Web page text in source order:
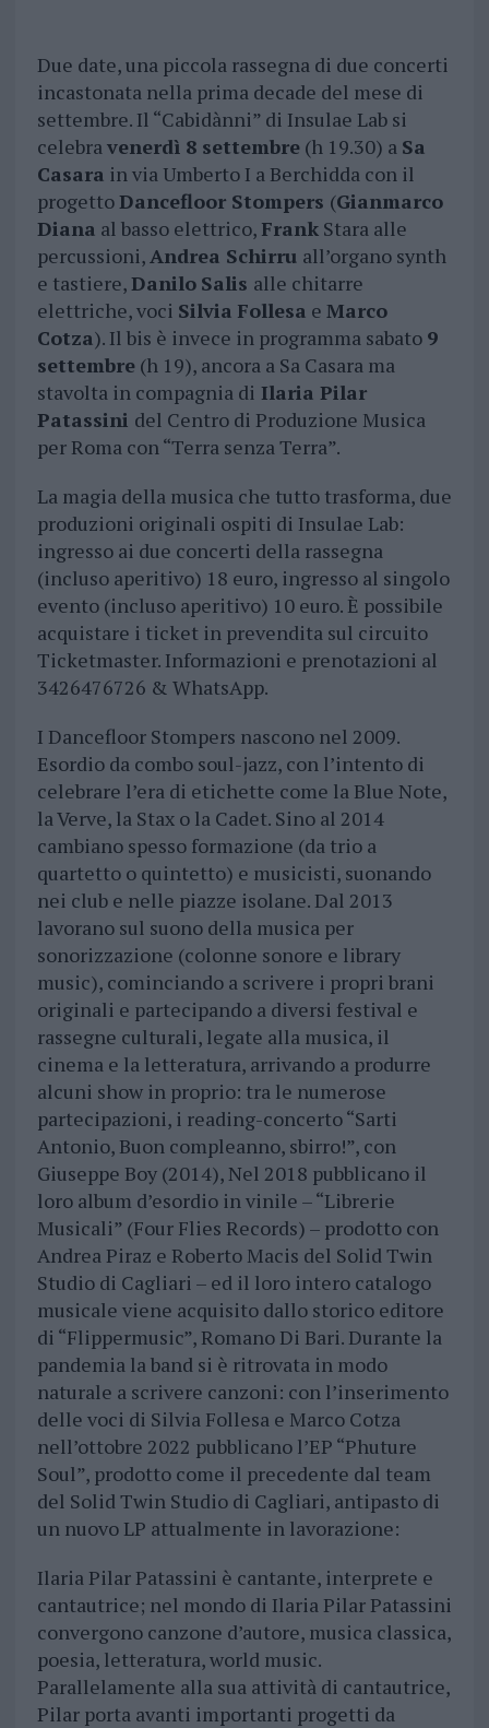
Due date, una piccola rassegna di due concerti
incastonata nella prima decade del mese di
settembre. Il “Cabidànni” di Insulae Lab si
celebravenerdì 8 settembre(h 19.30) a Sa
Casara in via Umberto I a Berchidda con il
progettoDancefloor Stompers (Gianmarco
Diana al basso elettrico, FrankStara alle
percussioni,Andrea Schirru all’organo synth
e tastiere,Danilo Salis alle chitarre
elettriche, voci Silvia Follesa e Marco
Cotza). Il bis è invece in programma sabato 9
settembre(h 19), ancora a Sa Casara ma
stavolta in compagnia di Ilaria Pilar
Patassini del Centro di Produzione Musica
per Roma con “Terra senza Terra”.
La magia della musica che tutto trasforma, due
produzioni originali ospiti di Insulae Lab:
ingresso ai due concerti della rassegna
(incluso aperitivo) 18 euro, ingresso al singolo
evento (incluso aperitivo) 10 euro. È possibile
acquistare i ticket in prevendita sul circuito
Ticketmaster. Informazioni e prenotazioni al
3426476726 & WhatsApp.
I Dancefloor Stompers nascono nel 2009.
Esordio da combo soul-jazz, con l’intento di
celebrare l’era di etichette come la Blue Note,
la Verve, la Stax o la Cadet. Sino al 2014
cambiano spesso formazione (da trio a
quartetto o quintetto) e musicisti, suonando
nei club e nelle piazze isolane. Dal 2013
lavorano sul suono della musica per
sonorizzazione (colonne sonore e library
music), cominciando a scrivere i propri brani
originali e partecipando a diversi festival e
rassegne culturali, legate alla musica, il
cinema e la letteratura, arrivando a produrre
alcuni show in proprio: tra le numerose
partecipazioni, i reading-concerto “Sarti
Antonio, Buon compleanno, sbirro!”, con
Giuseppe Boy (2014), Nel 2018 pubblicano il
loro album d’esordio in vinile – “Librerie
Musicali” (Four Flies Records) – prodotto con
Andrea Piraz e Roberto Macis del Solid Twin
Studio di Cagliari – ed il loro intero catalogo
musicale viene acquisito dallo storico editore
di “Flippermusic”, Romano Di Bari. Durante la
pandemia la band si è ritrovata in modo
naturale a scrivere canzoni: con l’inserimento
delle voci di Silvia Follesa e Marco Cotza
nell’ottobre 2022 pubblicano l’EP “Phuture
Soul”, prodotto come il precedente dal team
del Solid Twin Studio di Cagliari, antipasto di
un nuovo LP attualmente in lavorazione:
Ilaria Pilar Patassini è cantante, interprete e
cantautrice; nel mondo di Ilaria Pilar Patassini
convergono canzone d’autore, musica classica,
poesia, letteratura, world music.
Parallelamente alla sua attività di cantautrice,
Pilar porta avanti importanti progetti da